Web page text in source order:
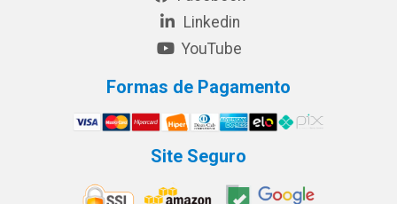
Linkedin
YouTube
Formas de Pagamento
Site Seguro